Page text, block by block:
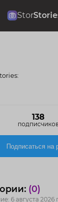
Stor
138
Подписаться на
(0)
6 августа 2026